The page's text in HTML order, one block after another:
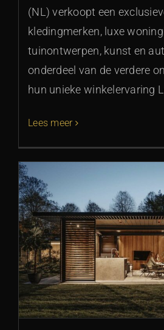
(NL) verkoopt een
kledingmerken, luxe
tuinontwerpen, kunst en
onderdeel van de verdere
hun unieke winkelervaring
Lees meer